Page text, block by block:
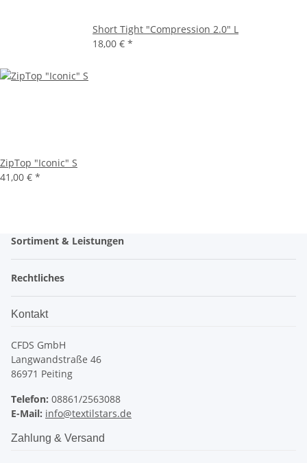
Short Tight "Compression 2.0" L
18,00 € *
ZipTop "Iconic" S
41,00 € *
Sortiment & Leistungen
Rechtliches
Kontakt
CFDS GmbH
Langwandstraße 46
86971 Peiting
Telefon: 08861/2563088
E-Mail: info@textilstars.de
Zahlung & Versand